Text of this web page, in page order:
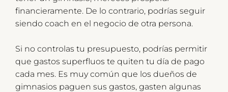
financieramente. De lo contrario, podrías seguir
siendo coach en el negocio de otra persona.
Si no controlas tu presupuesto, podrías permitir
que gastos superfluos te quiten tu día de pago
cada mes. Es muy común que los dueños de
gimnasios paguen sus gastos, gasten algunas